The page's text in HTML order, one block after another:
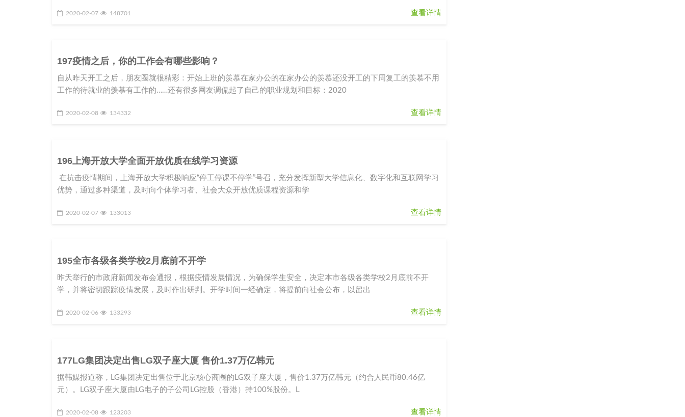
2020-02-07 148701 查看详情
197疫情之后，你的工作会有哪些影响？
自从昨天开工之后，朋友圈就很精彩：开始上班的羡慕在家办公的在家办公的羡慕还没开工的下周复工的羡慕不用
工作的待就业的羡慕有工作的……还有很多网友调侃起了自己的职业规划和目标：2020
2020-02-08 134332 查看详情
196上海开放大学全面开放优质在线学习资源
在抗击疫情期间，上海开放大学积极响应“停工停课不停学”号召，充分发挥新型大学信息化、数字化和互联网学习
优势，通过多种渠道，及时向个体学习者、社会大众开放优质课程资源和学
2020-02-07 133013 查看详情
195全市各级各类学校2月底前不开学
昨天举行的市政府新闻发布会通报，根据疫情发展情况，为确保学生安全，决定本市各级各类学校2月底前不开
学，并将密切跟踪疫情发展，及时作出研判。开学时间一经确定，将提前向社会公布，以留出
2020-02-06 133293 查看详情
177LG集团决定出售LG双子座大厦 售价1.37万亿韩元
据韩媒报道称，LG集团决定出售位于北京核心商圈的LG双子座大厦，售价1.37万亿韩元（约合人民币80.46亿
元）。LG双子座大厦由LG电子的子公司LG控股（香港）持100%股份。L
2020-02-08 123203 查看详情